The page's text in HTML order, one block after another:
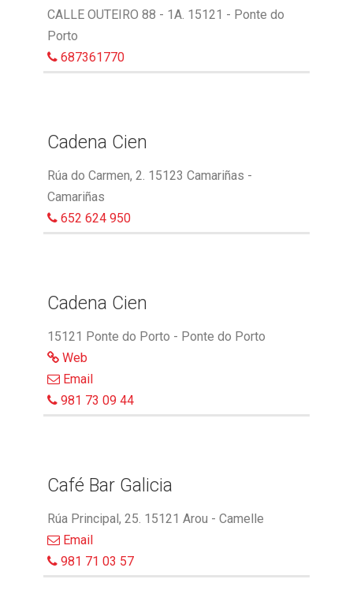
CALLE OUTEIRO 88 - 1A. 15121 - Ponte do
Porto
687361770
Cadena Cien
Rúa do Carmen, 2. 15123 Camariñas -
Camariñas
652 624 950
Cadena Cien
15121 Ponte do Porto - Ponte do Porto
Web
Email
981 73 09 44
Café Bar Galicia
Rúa Principal, 25. 15121 Arou - Camelle
Email
981 71 03 57